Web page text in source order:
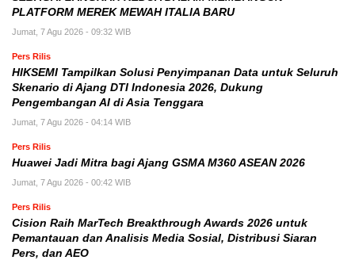
PLATFORM MEREK MEWAH ITALIA BARU
Jumat, 7 Agu 2026 - 09:32 WIB
Pers Rilis
HIKSEMI Tampilkan Solusi Penyimpanan Data untuk Seluruh
Skenario di Ajang DTI Indonesia 2026, Dukung
Pengembangan AI di Asia Tenggara
Jumat, 7 Agu 2026 - 04:14 WIB
Pers Rilis
Huawei Jadi Mitra bagi Ajang GSMA M360 ASEAN 2026
Jumat, 7 Agu 2026 - 00:42 WIB
Pers Rilis
Cision Raih MarTech Breakthrough Awards 2026 untuk
Pemantauan dan Analisis Media Sosial, Distribusi Siaran
Pers, dan AEO